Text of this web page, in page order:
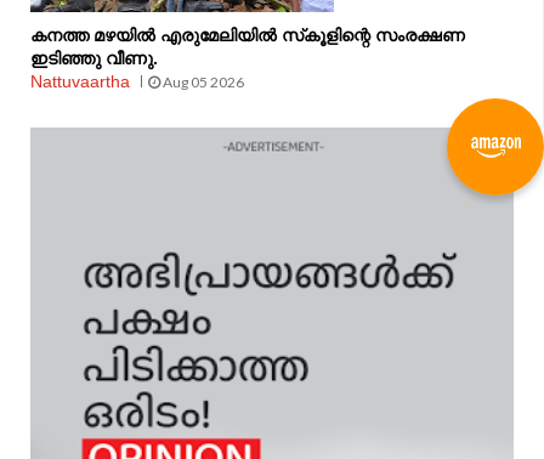
കനത്ത മഴയിൽ എരുമേലിയിൽ സ്‌കൂളിന്റെ സംരക്ഷണ
ഇടിഞ്ഞു വീണു.
Nattuvaartha
Aug 05 2026